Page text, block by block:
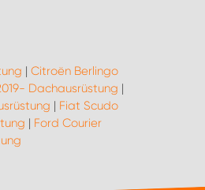
| Citroën Berlingo
Dachausrüstung |
| Fiat Scudo
| Ford Courier